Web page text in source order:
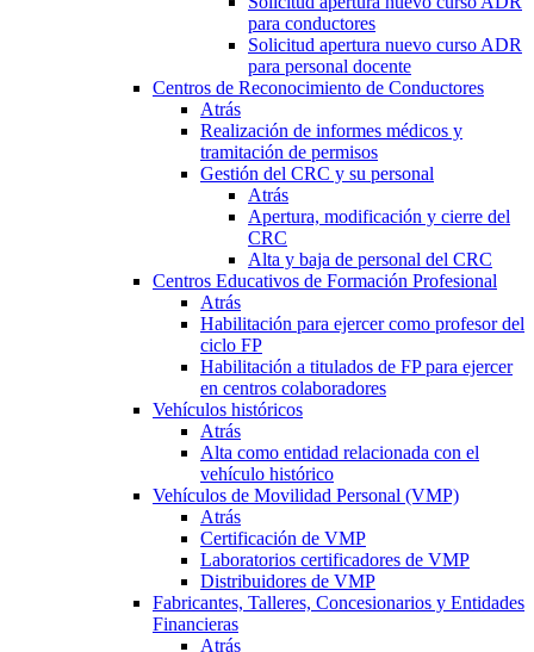
para conductores
Solicitud apertura nuevo curso ADR
para personal docente
Centros de Reconocimiento de Conductores
Atrás
Realización de informes médicos y
tramitación de permisos
Gestión del CRC y su personal
Atrás
Apertura, modificación y cierre del
CRC
Alta y baja de personal del CRC
Centros Educativos de Formación Profesional
Atrás
Habilitación para ejercer como profesor del
ciclo FP
Habilitación a titulados de FP para ejercer
en centros colaboradores
Vehículos históricos
Atrás
Alta como entidad relacionada con el
vehículo histórico
Vehículos de Movilidad Personal (VMP)
Atrás
Certificación de VMP
Laboratorios certificadores de VMP
Distribuidores de VMP
Fabricantes, Talleres, Concesionarios y Entidades
Financieras
Atrás